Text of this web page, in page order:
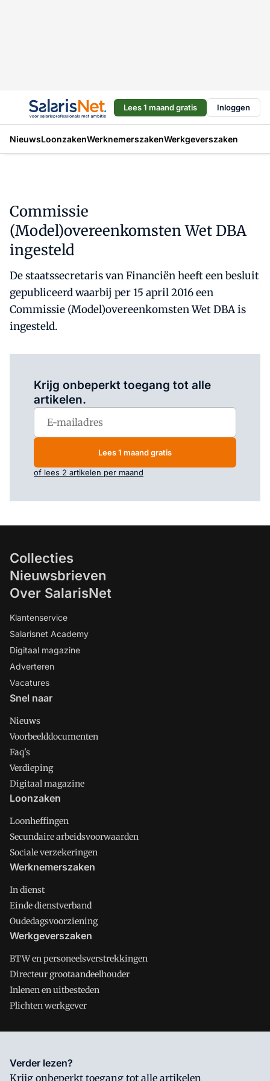
Lees 1 maand gratis Inloggen
NieuwsLoonzakenWerknemerszakenWerkgeverszaken
Commissie
(Model)overeenkomsten Wet DBA
ingesteld
De staatssecretaris van Financiën heeft een besluit
gepubliceerd waarbij per 15 april 2016 een
Commissie (Model)overeenkomsten Wet DBA is
ingesteld.
Krijg onbeperkt toegang tot alle
artikelen.
Lees 1 maand gratis
of lees 2 artikelen per maand
Collecties
Nieuwsbrieven
Over SalarisNet
Klantenservice
Salarisnet Academy
Digitaal magazine
Adverteren
Vacatures
Snel naar
Nieuws
Voorbeelddocumenten
Faq's
Verdieping
Digitaal magazine
Loonzaken
Loonheffingen
Secundaire arbeidsvoorwaarden
Sociale verzekeringen
Werknemerszaken
In dienst
Einde dienstverband
Oudedagsvoorziening
Werkgeverszaken
BTW en personeelsverstrekkingen
Directeur grootaandeelhouder
Inlenen en uitbesteden
Plichten werkgever
Salarisnet is onderdeel van VMN media. Lees in
waar VMN media voor staat. Op gebruik van deze site zijn de
Verder lezen?
Krijg onbeperkt toegang tot alle artikelen